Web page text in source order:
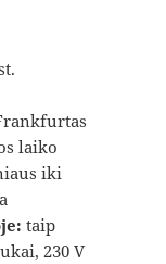
laiko
iki
taip
230 V